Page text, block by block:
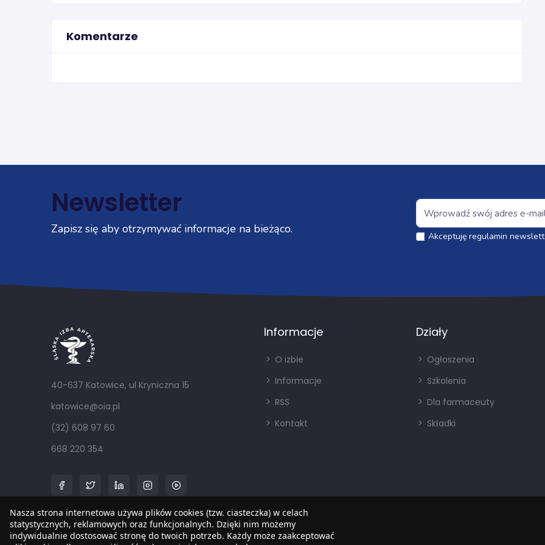
Komentarze
Newsletter
Zapisz się aby otrzymywać informacje na bieżąco.
Akceptuję regulamin
40-637 Katowice, ul Kryniczna 15
katowice@oia.pl
(32) 608 97 60
668 220 354
Informacje
O izbie
Informacje
RSS
Kontakt
Działy
Ogłoszenia
Szkolenia
Dla farmaceuty
Składki
Nasza strona internetowa używa plików cookies (tzw. ciasteczka) w celach
statystycznych, reklamowych oraz funkcjonalnych. Dzięki nim możemy
indywidualnie dostosować stronę do twoich potrzeb. Każdy może zaakceptować